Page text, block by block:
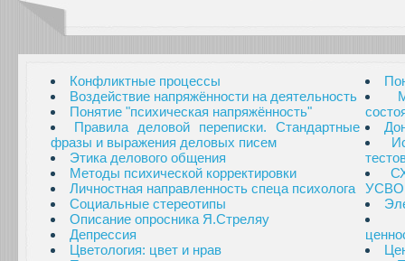
Конфликтные процессы
Воздействие напряжённости на деятельность
Понятие "психическая напряжённость"
Правила деловой переписки. Стандартные
фразы и выражения деловых писем
Этика делового общения
Методы психической корректировки
Личностная направленность спеца психолога
Социальные стереотипы
Описание опросника Я.Стреляу
Депрессия
Цветология: цвет и нрав